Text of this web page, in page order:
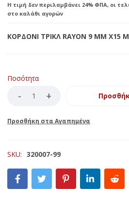
Η τιμή δεν περιλαμβάνει 24% ΦΠΑ, οι
στο καλάθι αγορών
ΚΟΡΔΟΝΙ ΤΡΙΚΛ RΑΥΟΝ 9 MM Χ15
Ποσότητα
SKU: 320007-99